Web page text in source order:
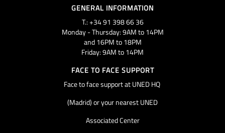
GENERAL INFORMATION
T.: +34 91 398 66 36
Monday - Thursday: 9AM to 14PM
and 16PM to 18PM
Friday: 9AM to 14PM
FACE TO FACE SUPPORT
Face to face support at UNED HQ
(Madrid) or your nearest UNED
Associated Center